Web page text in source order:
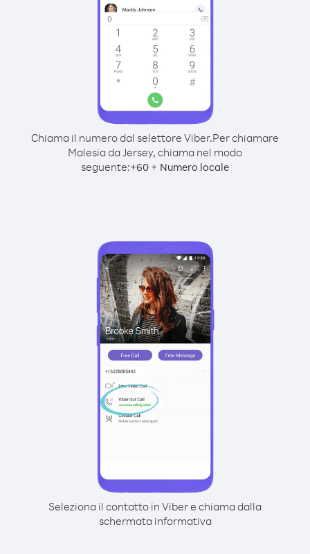
Chiama il numero dal selettore Viber.Per chiamare
Malesia da Jersey, chiama nel modo
seguente:+60 + Numero locale
Seleziona il contatto in Viber e chiama dalla
schermata informativa